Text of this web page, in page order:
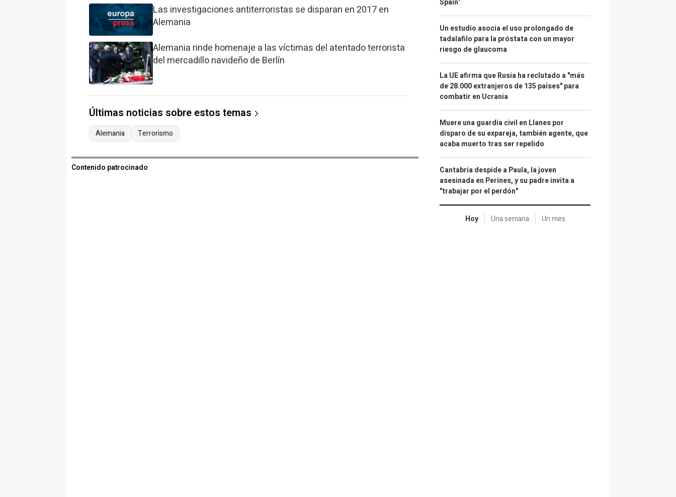
Las investigaciones antiterroristas se disparan en 2017 en
Alemania
Alemania rinde homenaje a las víctimas del atentado terrorista
del mercadillo navideño de Berlín
Últimas noticias sobre estos temas
Alemania Terrorismo
Contenido patrocinado
Spain'
Un estudio asocia el uso prolongado de
tadalafilo para la próstata con un mayor
riesgo de glaucoma
La UE afirma que Rusia ha reclutado a "más
de 28.000 extranjeros de 135 países" para
combatir en Ucrania
Muere una guardia civil en Llanes por
disparo de su expareja, también agente, que
acaba muerto tras ser repelido
Cantabria despide a Paula, la joven
asesinada en Perines, y su padre invita a
"trabajar por el perdón"
Hoy Una semana Un mes